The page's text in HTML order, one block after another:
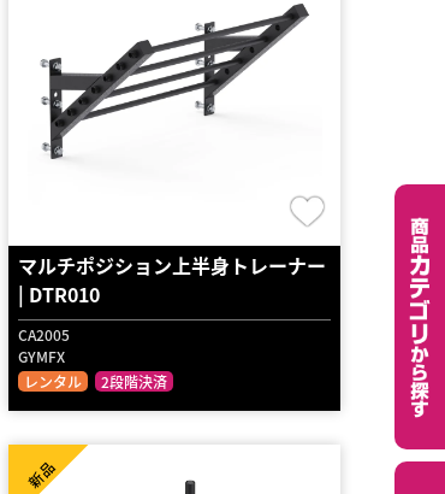
マルチポジション上半身トレーナー
| DTR010
CA2005
GYMFX
レンタル
2段階決済
新品